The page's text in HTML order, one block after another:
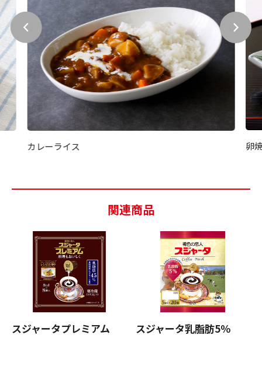
カレーライス 卵
関連商品
スジャータプレミアム スジャータ乳脂肪5％